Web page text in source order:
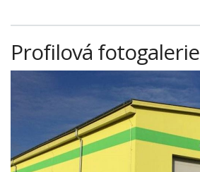
Profilová fotogalerie